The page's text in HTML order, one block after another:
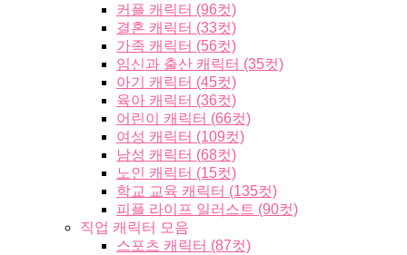
커플 캐릭터 (96컷)
결혼 캐릭터 (33컷)
가족 캐릭터 (56컷)
임신과 출산 캐릭터 (35컷)
아기 캐릭터 (45컷)
육아 캐릭터 (36컷)
어린이 캐릭터 (66컷)
여성 캐릭터 (109컷)
남성 캐릭터 (68컷)
노인 캐릭터 (15컷)
학교 교육 캐릭터 (135컷)
피플 라이프 일러스트 (90컷)
직업 캐릭터 모음
스포츠 캐릭터 (87컷)